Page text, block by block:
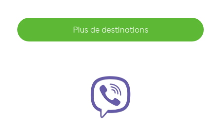
Plus de destinations